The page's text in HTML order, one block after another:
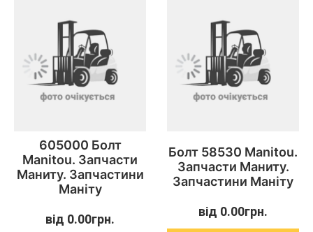
605000 Болт
Manitou. Запчасти
Маниту. Запчастини
Маніту
від 0.00грн.
Болт 58530 Manitou.
Запчасти Маниту.
Запчастини Маніту
від 0.00грн.